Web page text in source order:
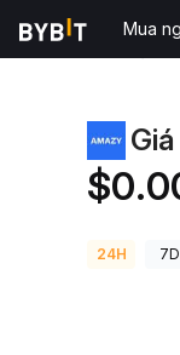
Mua
24H 7D